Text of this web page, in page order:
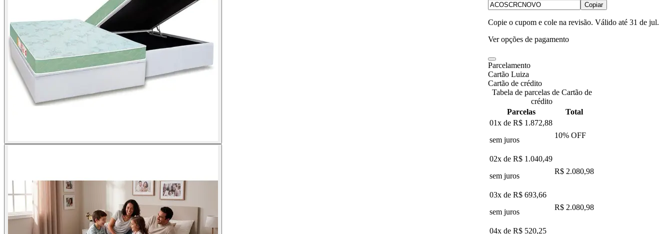
Copiar
Copie o cupom e cole na revisão. Válido até 31 de jul.
Ver opções de pagamento
Parcelamento
Cartão Luiza
Cartão de crédito
Tabela de parcelas de Cartão de
crédito
Parcelas
Total
01x de R$ 1.872,88
sem juros
10% OFF
02x de R$ 1.040,49
sem juros
R$ 2.080,98
03x de R$ 693,66
sem juros
R$ 2.080,98
04x de R$ 520,25